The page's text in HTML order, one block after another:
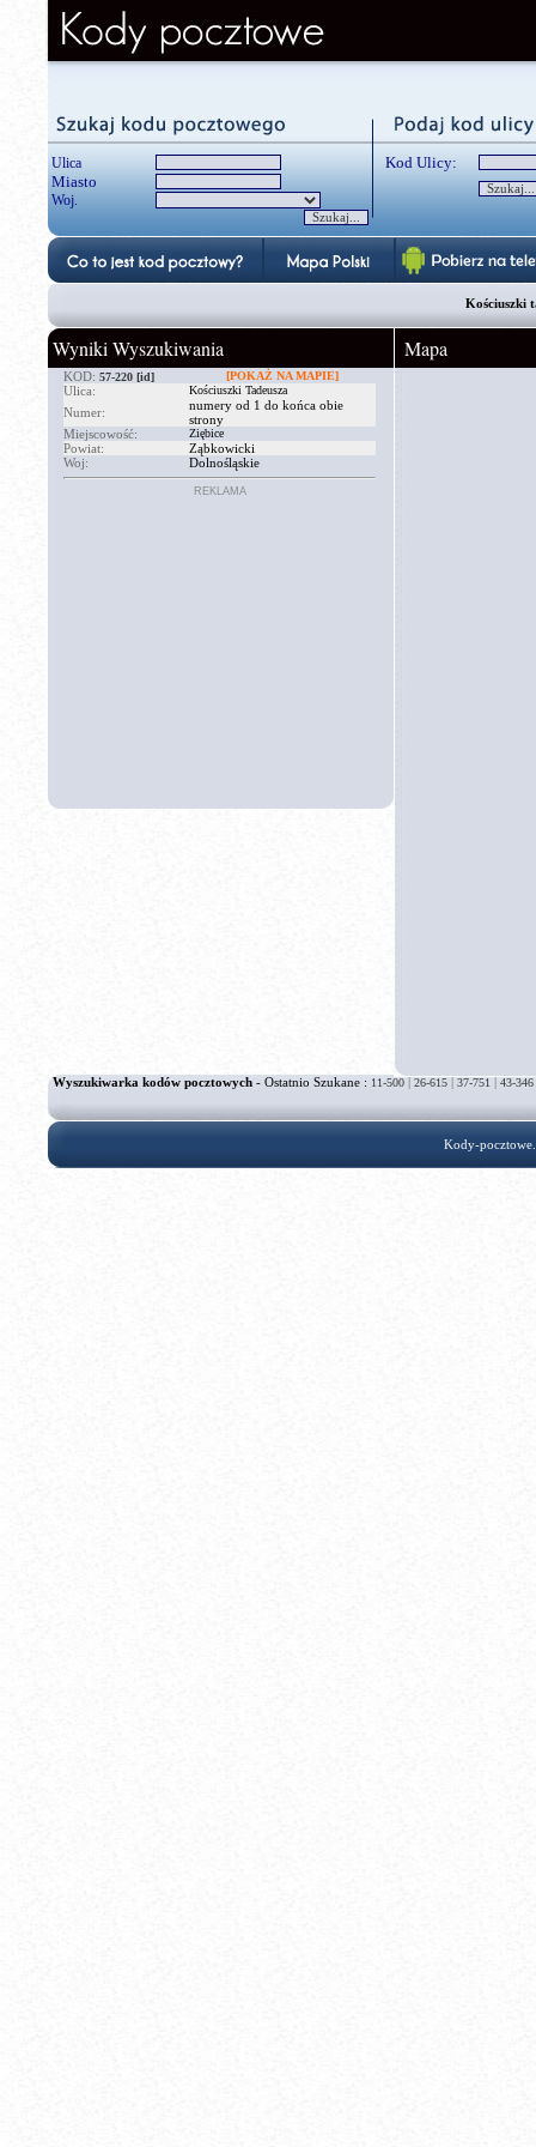
Ulica
Miasto
Woj.
Kod Ulicy:
Kościuszki
Wyniki Wyszukiwania
KOD: 57-220 [id] [POKAŻ NA MAPIE]
Ulica: Kościuszki Tadeusza
Numer:
numery od 1 do końca obie
strony
Miejscowość:
Ziębice
Powiat:
Ząbkowicki
Woj:
Dolnośląskie
REKLAMA
Mapa
Wyszukiwarka kodów pocztowych - Ostatnio Szukane : 11-500|26-615|37-751|43-346
Kody-